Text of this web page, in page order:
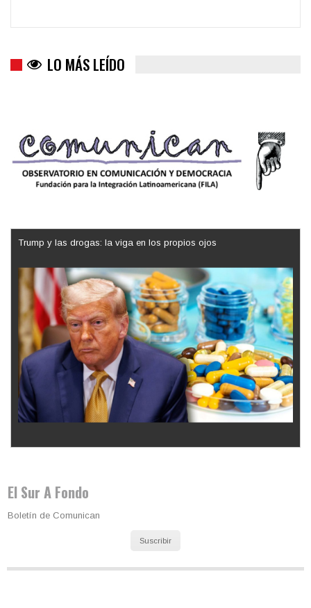
LO MÁS LEÍDO
Trump y las drogas: la viga en los propios ojos
El Sur A Fondo
Boletín de Comunican
Suscribir